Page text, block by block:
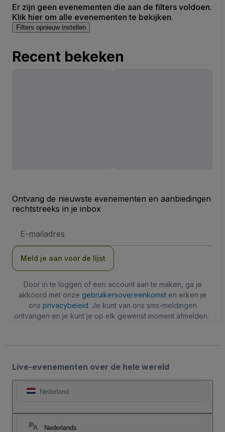
Er zijn geen evenementen die aan de filters voldoen.
Klik hier om alle evenementen te bekijken.
Filters opnieuw instellen
Recent bekeken
Ontvang de nieuwste evenementen en aanbiedingen
rechtstreeks in je inbox
mailadres
Meld je aan voor de lijst
Door in te loggen of een account aan te maken, ga je
akkoord met onze gebruikersovereenkomst en erken je
ons privacybeleid. Je kunt van ons sms-meldingen
ontvangen en je kunt je op elk gewenst moment afmelden.
Live-evenementen over de hele wereld
Nederland
Nederlands